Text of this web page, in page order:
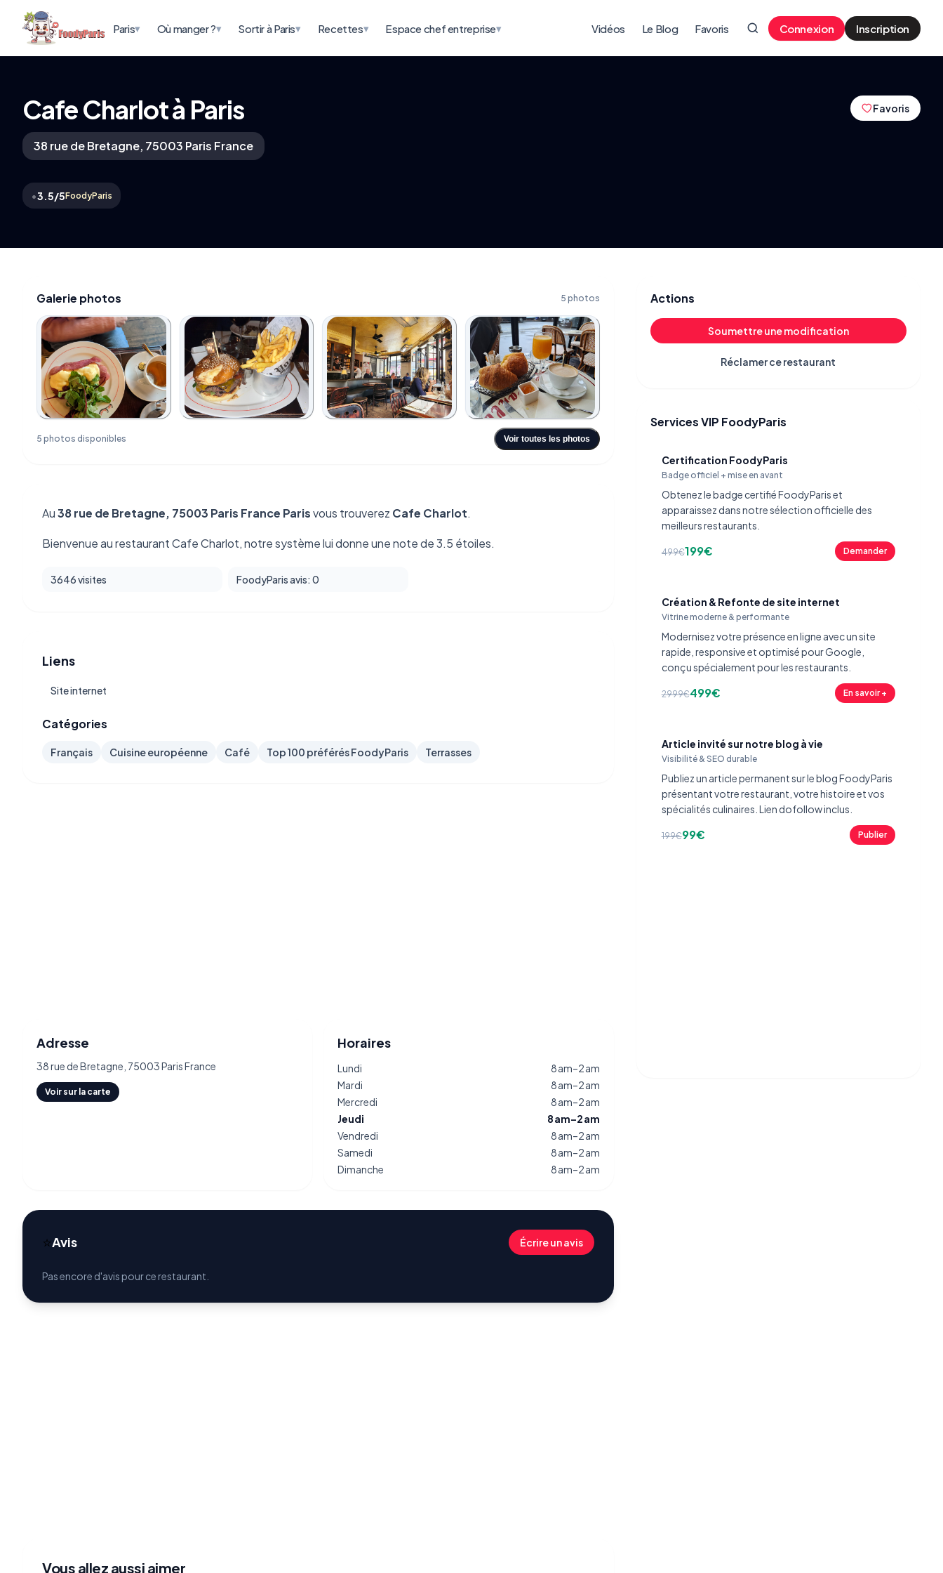
Paris▾ Où manger ?▾ Sortir à Paris▾ Recettes▾ Espace chef entreprise▾ Vidéos Le Blog Favoris Connexion Inscription
Cafe Charlot à Paris
38 rue de Bretagne, 75003 Paris France
•3.5/5FoodyParis
Favoris
Galerie photos 5 photos
5 photos disponibles Voir toutes les photos
Au38 rue de Bretagne, 75003 Paris France Parisvous trouverez Cafe Charlot.
Bienvenue au restaurant Cafe Charlot, notre système lui donne une note de 3.5 étoiles.
3646 visites FoodyParis avis: 0
Liens
Site internet
Catégories
Français Cuisine européenne Café Top 100 préférés FoodyParis Terrasses
Adresse
38 rue de Bretagne, 75003 Paris France
Voir sur la carte
Horaires
Lundi
8 am–2 am
Mardi
8 am–2 am
Mercredi
8 am–2 am
Jeudi
8 am–2 am
Vendredi
8 am–2 am
Samedi
8 am–2 am
Dimanche
8 am–2 am
⭐Avis Écrire un avis
Pas encore d'avis pour ce restaurant.
Vous allez aussi aimer
Actions
Soumettre une modification
Réclamer ce restaurant
Services VIP FoodyParis
Certification FoodyParis
Badge officiel + mise en avant
Obtenez le badge certifié FoodyParis et
apparaissez dans notre sélection officielle des
meilleurs restaurants.
499€199€ Demander
Création & Refonte de site internet
Vitrine moderne & performante
Modernisez votre présence en ligne avec un site
rapide, responsive et optimisé pour Google,
conçu spécialement pour les restaurants.
2999€499€ En savoir +
Article invité sur notre blog à vie
Visibilité & SEO durable
Publiez un article permanent sur le blog FoodyParis
présentant votre restaurant, votre histoire et vos
spécialités culinaires. Lien dofollow inclus.
199€99€ Publier